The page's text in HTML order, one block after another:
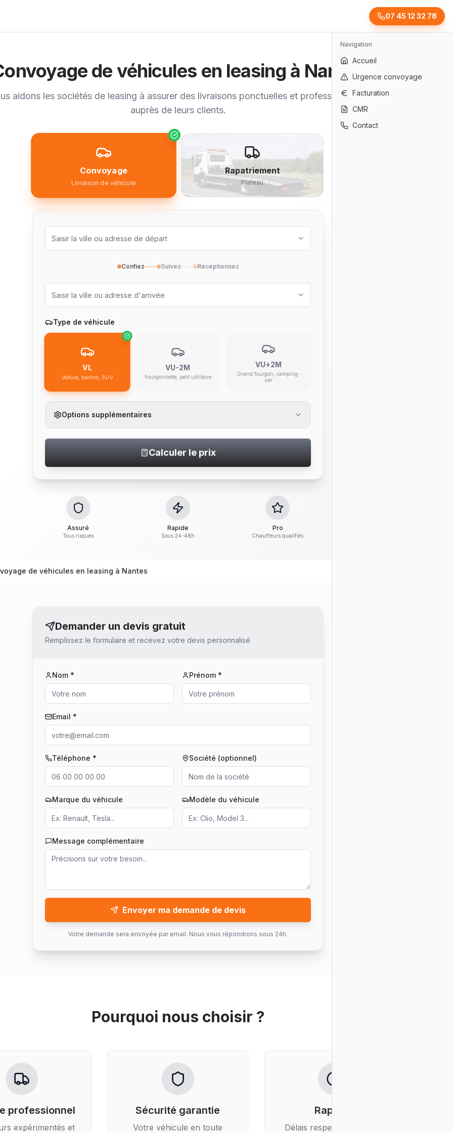
07 45 12 32 78
Navigation
Accueil
Urgence convoyage
Facturation
CMR
Contact
de véhicules en leasing à Nantes
aidons les sociétés de leasing à assurer des livraisons ponctuelles et professionnelles
auprès de leurs clients.
Convoyage
Livraison de véhicule
Rapatriement
Plateau
Confiez Suivez Réceptionnez
Type de véhicule
VL
Voiture, berline, SUV
VU-2M
Fourgonnette, petit utilitaire
VU+2M
Grand fourgon, camping-
car
Options supplémentaires
Calculer le prix
Assuré
Tous risques
Rapide
Sous 24-48h
Pro
Chauffeurs qualifiés
de véhicules en leasing à Nantes
Demander un devis gratuit
Remplissez le formulaire et recevez votre devis personnalisé
Nom * Prénom *
Email *
Téléphone * Société (optionnel)
Marque du véhicule Modèle du véhicule
Message complémentaire
Envoyer ma demande de devis
Votre demande sera envoyée par email. Nous vous répondrons sous 24h.
Pourquoi nous choisir ?
professionnel
expérimentés et
Sécurité garantie
Votre véhicule en toute
Rapidité
Délais respectés, livraison